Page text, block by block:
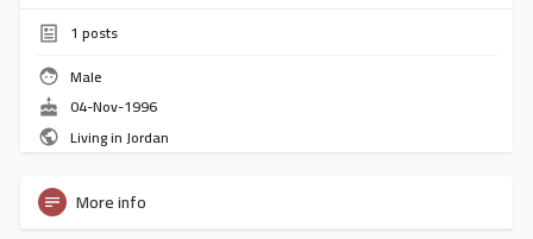
1 posts
Male
04-Nov-1996
Living in Jordan
More info